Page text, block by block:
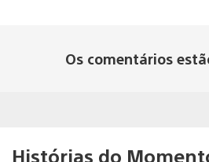
Os comentários
Histórias do